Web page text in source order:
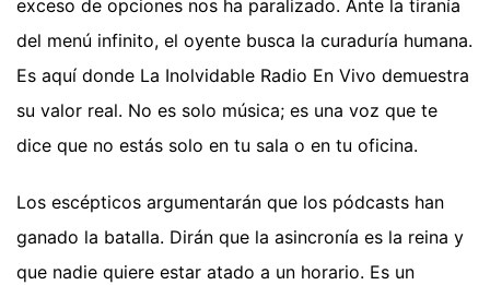
exceso de opciones nos ha paralizado. Ante la tiranía
del menú infinito, el oyente busca la curaduría humana.
Es aquí donde La Inolvidable Radio En Vivo demuestra
su valor real. No es solo música; es una voz que te
dice que no estás solo en tu sala o en tu oficina.
Los escépticos argumentarán que los pódcasts han
ganado la batalla. Dirán que la asincronía es la reina y
que nadie quiere estar atado a un horario. Es un